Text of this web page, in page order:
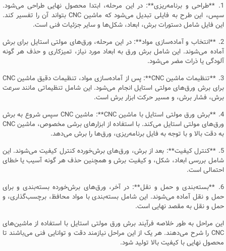
1. **طراحی و برنامه‌ریزی**: در این مرحله، ابتدا محصول نهایی طراحی می‌شود.
سپس، این طرح به فایلی تبدیل می‌شود که ماشین CNC بتواند آن را تفسیر کند.
این فایل شامل دستورات برش، ابعاد، شکل‌ها و سایر جزئیات فنی است.
2. **انتخاب و آماده‌سازی مواد**: در این مرحله، ورق‌های مولتی استایل برای برش
آماده می‌شوند. این شامل برش ورق به ابعاد مورد نیاز، تمیزکاری و حذف هر گونه
آلودگی یا ذرات مضر می‌شود.
3. **تنظیمات ماشین CNC**: پس از آماده‌سازی مواد، تنظیمات دقیق ماشین CNC
برای برش ورق‌های مولتی استایل انجام می‌شود. این شامل تنظیماتی مانند سرعت
برش، فشار برش، و مسیر حرکت ابزار برش است.
4. **برش ورق مولتی استایل با ماشین CNC**: ماشین CNC سپس شروع به برش
ورق‌های مولتی استایل می‌کند. با استفاده از ابزارهای برشی مخصوص، ماشین CNC
به دقت بالا و با توجه به فایل برنامه‌ریزی، ورق‌ها را برش می‌دهد.
5. **کنترل کیفیت**: بعد از برش، ورق‌های برش‌خورده کنترل کیفیت می‌شوند. این
شامل بررسی ابعاد، شکل، و کیفیت برش و همچنین حذف هر گونه آسیب یا خطای
احتمالی است.
6. **بسته‌بندی و حمل و نقل**: در آخر، ورق‌های برش‌خورده بسته‌بندی و برای
حمل و نقل آماده می‌شوند. این شامل بسته‌بندی با مواد محافظ، برچسب‌گذاری، و
حمل و نقل به مقصد نهایی است.
این مراحل به طور خلاصه فرآیند برش ورق مولتی استایل با استفاده از ماشین‌های
CNC را شرح می‌دهند. هر یک از این مراحل نیازمند دقت و توانایی فنی می‌باشند تا
محصول نهایی با کیفیت بالا تولید شود.